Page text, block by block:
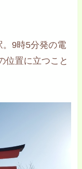
9時5分発の電
位置に立つこと